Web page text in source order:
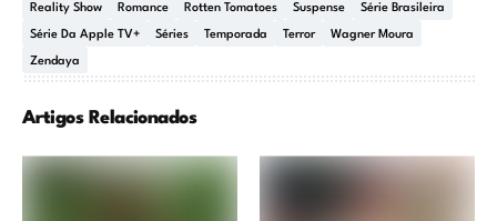
Reality Show Romance Rotten Tomatoes Suspense Série Brasileira
Série Da Apple TV+ Séries Temporada Terror Wagner Moura
Zendaya
Artigos Relacionados